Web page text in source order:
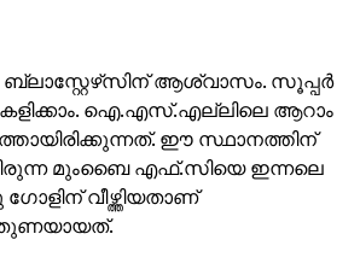
ബ്ലാസ്റ്റേഴ്‌സിന് ആശ്വാസം. സൂപ്പര്‍
ഐ.എസ്.എല്ലിലെ ആറാം
ഈ സ്ഥാനത്തിന്
മുംബൈ എഫ്.സിയെ ഇന്നലെ
വീഴ്ത്തിയതാണ്
തുണയായത്.